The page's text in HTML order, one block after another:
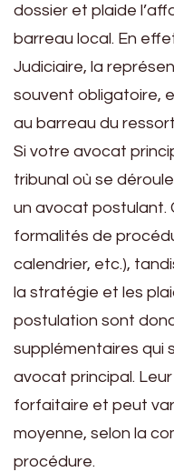
dossier et plaide
barreau local. En
Judiciaire, la
souvent obligatoire,
au barreau du
Si votre avocat
tribunal où se
un avocat postulant.
formalités de
calendrier, etc.),
la stratégie et les
postulation sont
supplémentaires qui
avocat principal.
forfaitaire et peut
moyenne, selon la
procédure.